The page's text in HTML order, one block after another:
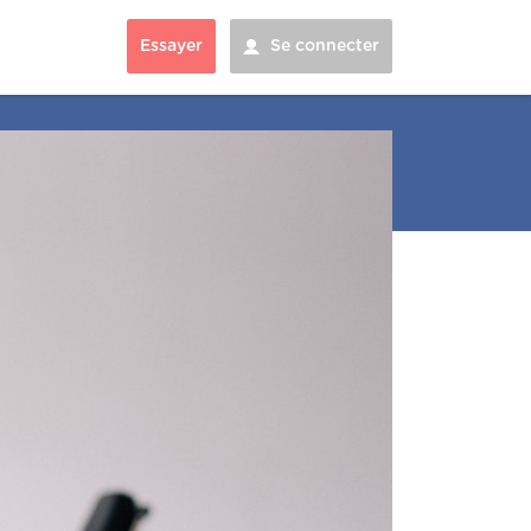
Essayer Se connecter